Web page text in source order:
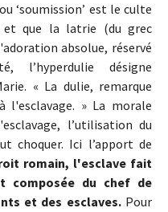
‘soumission’ est le culte
et que la latrie (du grec
absolue, réservé
l’hyperdulie désigne
« La dulie, remarque
» La morale
l’utilisation du
choquer. Ici l’apport de
romain, l'esclave fait
composée du chef de
et des esclaves. Pour